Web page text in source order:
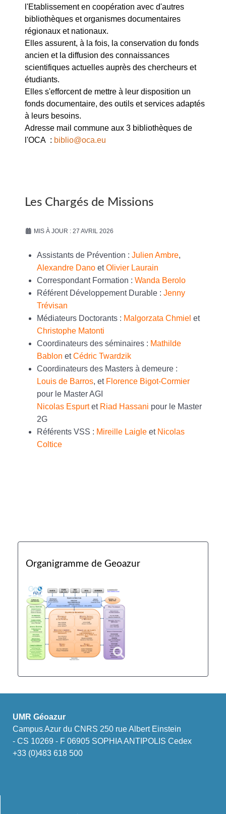
l'Etablissement en coopération avec d'autres
bibliothèques et organismes documentaires
régionaux et nationaux.
Elles assurent, à la fois, la conservation du fonds
ancien et la diffusion des connaissances
scientifiques actuelles auprès des chercheurs et
étudiants.
Elles s'efforcent de mettre à leur disposition un
fonds documentaire, des outils et services adaptés
à leurs besoins.
Adresse mail commune aux 3 bibliothèques de
l'OCA : biblio@oca.eu
Les Chargés de Missions
MIS À JOUR : 27 AVRIL 2026
Assistants de Prévention : Julien Ambre,
Alexandre Dano etOlivier Laurain
Correspondant Formation : Wanda Berolo
Référent Développement Durable : Jenny
Trévisan
Médiateurs Doctorants : Malgorzata Chmiel et
Christophe Matonti
Coordinateurs des séminaires : Mathilde
Bablon etCédric Twardzik
Coordinateurs des Masters à demeure :
Louis de Barros, et Florence Bigot-Cormier
pour le Master AGI
Nicolas Espurtet Riad Hassani pour le Master
2G
Référents VSS : Mireille Laigle et Nicolas
Coltice
Organigramme de Geoazur
UMR Géoazur
Campus Azur du CNRS 250 rue Albert Einstein
- CS 10269 - F 06905 SOPHIA ANTIPOLIS Cedex
+33 (0)483 618 500